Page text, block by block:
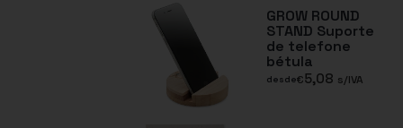
GROW ROUND
STAND Suporte
de telefone
bétula
desde€5,08 s/IVA